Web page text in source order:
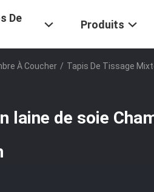
De
Produits
À Coucher / Tapis De Tissage
laine de soie